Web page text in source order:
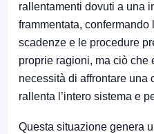
rallentamenti dovuti a una
frammentata, confermando
scadenze e le procedure
proprie ragioni, ma ciò che
necessità di affrontare una
rallenta l’intero sistema e
Questa situazione genera